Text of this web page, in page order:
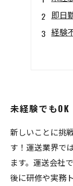
即日
経験
資
未経験でもOK
新しいことに挑
す！運送業界で
ます。運送会社
後に研修や実務